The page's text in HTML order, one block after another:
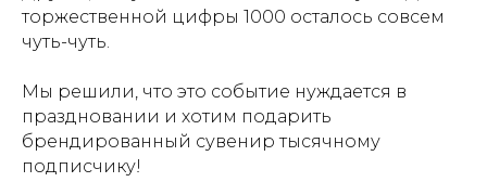
торжественной цифры 1000 осталось совсем
чуть-чуть.
Мы решили, что это событие нуждается в
праздновании и хотим подарить
брендированный сувенир тысячному
подписчику!